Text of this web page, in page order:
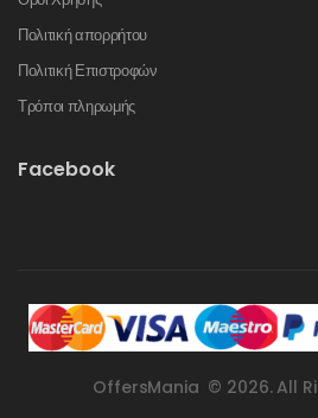
Πολιτική απορρήτου
Πολιτική Επιστροφών
Τρόποι πληρωμής
Facebook
OffersMania © 2026. All